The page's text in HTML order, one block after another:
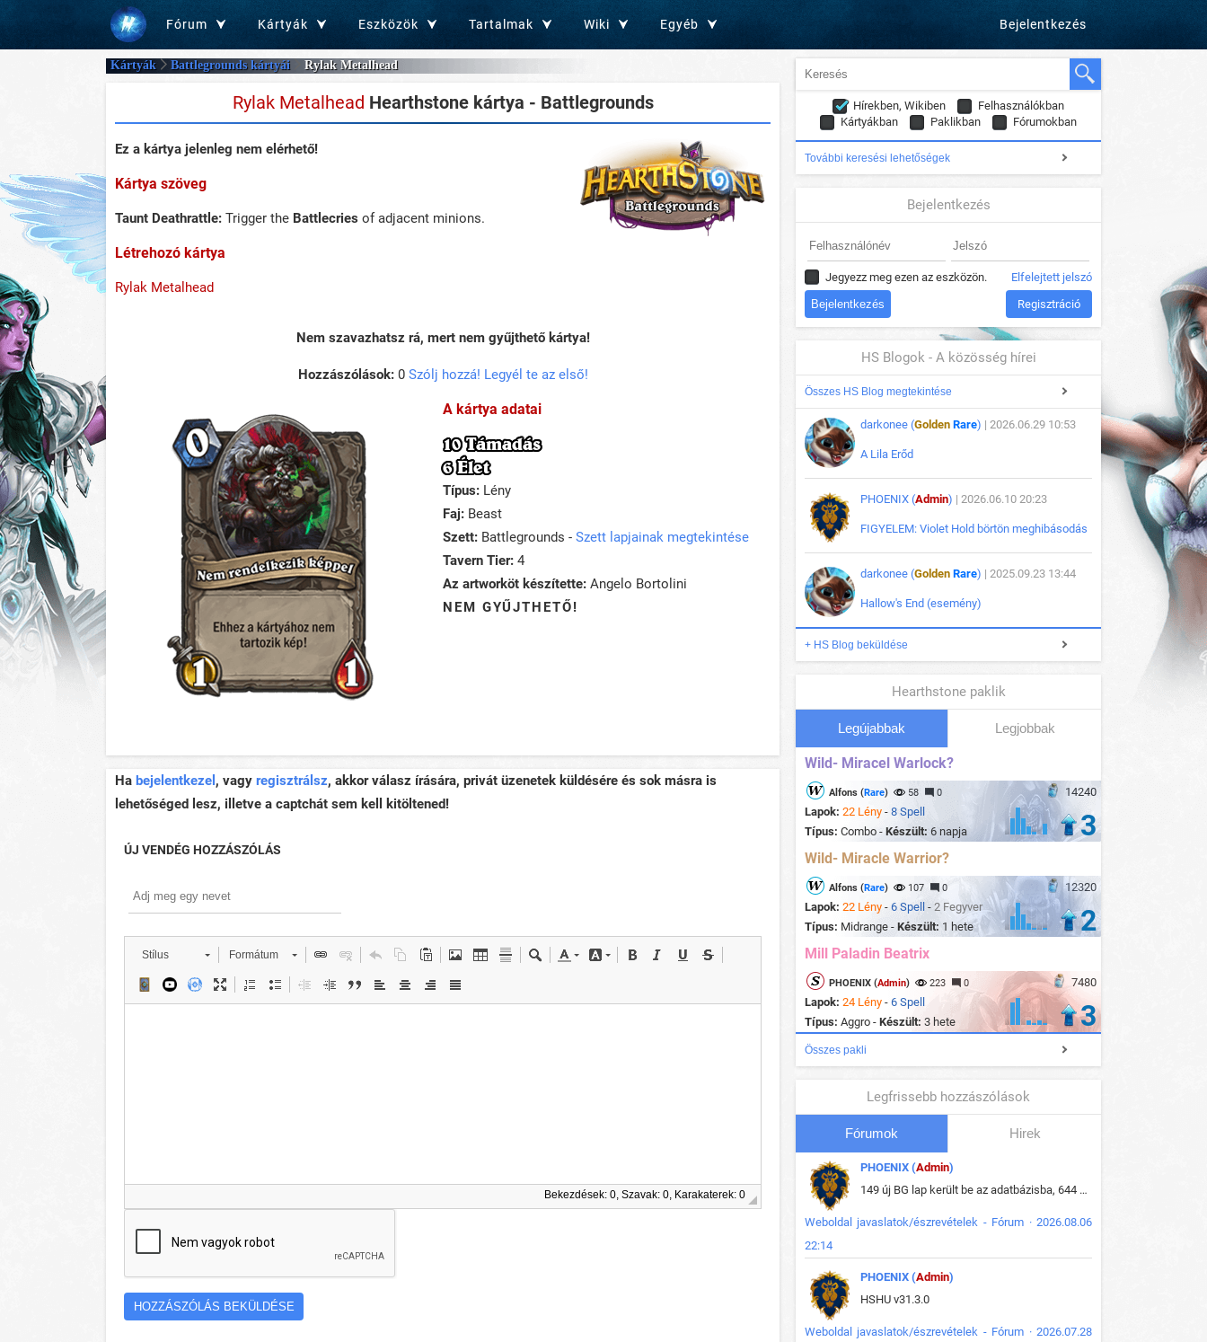
Fórum Kártyák Eszközök Tartalmak Wiki Egyéb Bejelentkezés
Kártyák Battlegrounds kártyái Rylak Metalhead
Rylak Metalhead Hearthstone kártya - Battlegrounds
Ez a kártya jelenleg nem elérhető!
Kártya szöveg
Taunt Deathrattle: Trigger the Battlecries of adjacent minions.
Létrehozó kártya
Rylak Metalhead
Nem szavazhatsz rá, mert nem gyűjthető kártya!
Hozzászólások:0 Szólj hozzá! Legyél te az első!
A kártya adatai
10 Támadás
6 Élet
Típus: Lény
Faj: Beast
Szett: Battlegrounds - Szett lapjainak megtekintése
Tavern Tier: 4
Az artworköt készítette: Angelo Bortolini
NEM GYŰJTHETŐ!
Ha bejelentkezel , vagy regisztrálsz, akkor válasz írására, privát üzenetek küldésére és sok másra is
lehetőséged lesz, illetve a captchát sem kell kitöltened!
ÚJ VENDÉG HOZZÁSZÓLÁS
Stílus Formátum
Bekezdések: 0, Szavak: 0, Karakaterek: 0
Hírekben, Wikiben
Felhasználókban
Kártyákban
Paklikban Fórumokban
További keresési lehetőségek
Bejelentkezés
Jegyezz meg ezen az eszközön. Elfelejtett jelszó
Regisztráció
HS Blogok - A közösség hírei
Összes HS Blog megtekintése
darkonee (Golden Rare) | 2026.06.29 10:53
A Lila Erőd
PHOENIX (Admin) | 2026.06.10 20:23
FIGYELEM: Violet Hold börtön meghibásodás
darkonee (Golden Rare) | 2025.09.23 13:44
Hallow's End (esemény)
+ HS Blog beküldése
Hearthstone paklik
Legújabbak Legjobbak
Wild- Miracel Warlock?
14240
Alfons (Rare) 58 0
Lapok: 22 Lény - 8 Spell
Típus: Combo - Készült: 6 napja 3
Wild- Miracle Warrior?
12320
Alfons (Rare) 107 0
Lapok: 22 Lény - 6 Spell - 2 Fegyver
Típus: Midrange - Készült: 1 hete 2
Mill Paladin Beatrix
7480
PHOENIX (Admin) 223 0
Lapok: 24 Lény - 6 Spell
Típus: Aggro - Készült: 3 hete 3
Összes pakli
Legfrissebb hozzászólások
Fórumok Hirek
PHOENIX (Admin)
149 új BG lap került be az adatbázisba, 644 db meglévő BG lap módosult, bekerültek az új képek a megváltozott lapokhoz is.
Weboldal javaslatok/észrevételek - Fórum · 2026.08.06
22:14
PHOENIX (Admin)
HSHU v31.3.0
Weboldal javaslatok/észrevételek - Fórum · 2026.07.28